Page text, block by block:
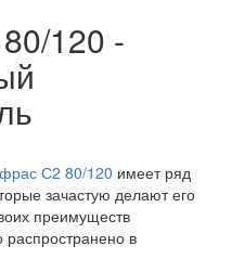
120 -
С2 80/120 имеет ряд
зачастую делают его
преимуществ
в